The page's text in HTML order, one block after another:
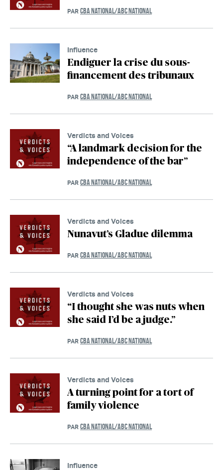
PAR CBA NATIONAL/ABC NATIONAL
Influence
Endiguer la crise du sous-
financement des tribunaux
PAR CBA NATIONAL/ABC NATIONAL
Verdicts and Voices
“A landmark decision for the
independence of the bar”
PAR CBA NATIONAL/ABC NATIONAL
Verdicts and Voices
Nunavut’s Gladue dilemma
PAR CBA NATIONAL/ABC NATIONAL
Verdicts and Voices
“I thought she was nuts when
she said I’d be a judge.”
PAR CBA NATIONAL/ABC NATIONAL
Verdicts and Voices
A turning point for a tort of
family violence
PAR CBA NATIONAL/ABC NATIONAL
Influence